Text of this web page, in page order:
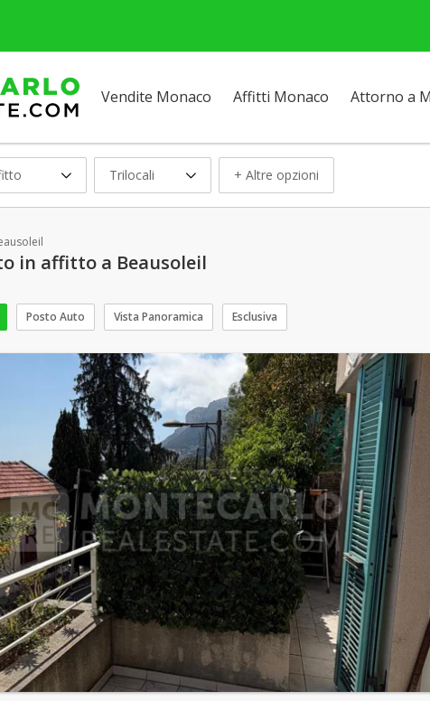
Vendite Monaco Affitti Monaco Attorno a
Trilocali + Altre opzioni
in affitto a Beausoleil
Posto Auto Vista Panoramica Esclusiva